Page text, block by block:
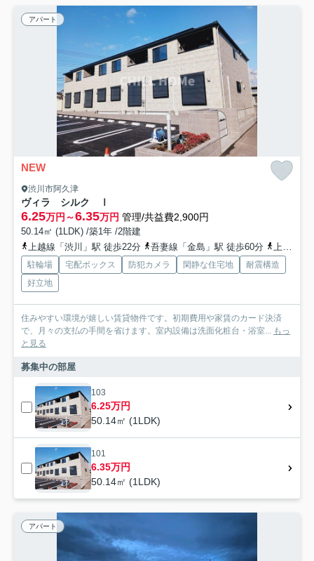
アパート
NEW
渋川市阿久津
ヴィラ シルク Ⅰ
6.25万円～6.35万円 管理/共益費2,900円
50.14㎡ (1LDK) /築1年 /2階建
上越線「渋川」駅 徒歩22分
吾妻線「金島」駅 徒歩60分 上越線「敷島」駅 徒歩74分
駐輪場 宅配ボックス 防犯カメラ 閑静な住宅地
耐震構造
好立地
住みやすい環境が嬉しい賃貸物件です。初期費用や家賃のカード決済
で、月々の支払の手間を省けます。室内設備は洗面化粧台・浴室... もっ
と見る
募集中の部屋
103
6.25万円
50.14㎡ (1LDK)
101
6.35万円
50.14㎡ (1LDK)
アパート